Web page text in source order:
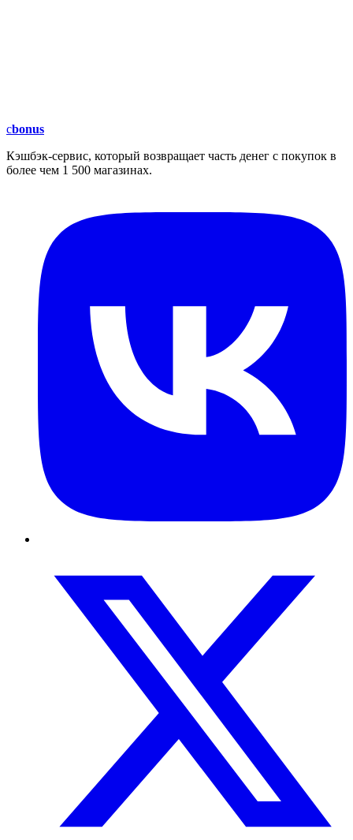
cbonus
Кэшбэк-сервис, который возвращает часть денег с покупок в
более чем 1 500 магазинах.